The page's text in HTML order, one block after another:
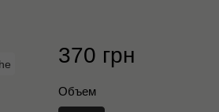
370 грн
Объем